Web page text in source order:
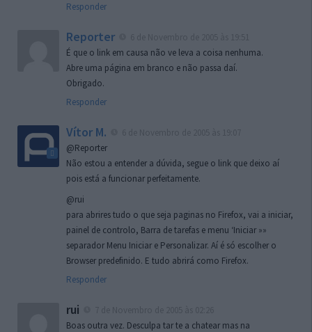
Responder
Reporter
É que o link em causa não ve leva a coisa nenhuma.
Abre uma página em branco e não passa daí.
Obrigado.
Responder
Vítor M.
@Reporter
Não estou a entender a dúvida, segue o link que deixo aí
pois está a funcionar perfeitamente.
@rui
para abrires tudo o que seja paginas no Firefox, vai a iniciar,
painel de controlo, Barra de tarefas e menu ‘Iniciar »»
separador Menu Iniciar e Personalizar. Aí é só escolher o
Browser predefinido. E tudo abrirá como Firefox.
Responder
rui
Boas outra vez. Desculpa tar te a chatear mas na